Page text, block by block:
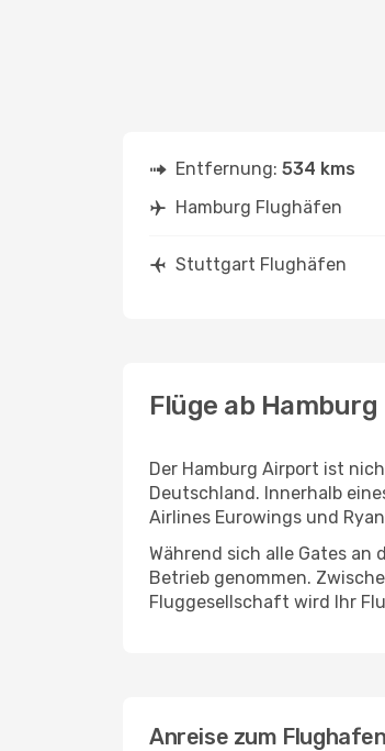
Entfernung: 534 kms
Hamburg Flughäfen
Stuttgart Flughäfen
Flüge ab Hamburg
Der Hamburg Airport ist
Deutschland. Innerhalb
Airlines Eurowings und
Während sich alle Gates an
Betrieb genommen.
Fluggesellschaft wird Ihr
Anreise zum